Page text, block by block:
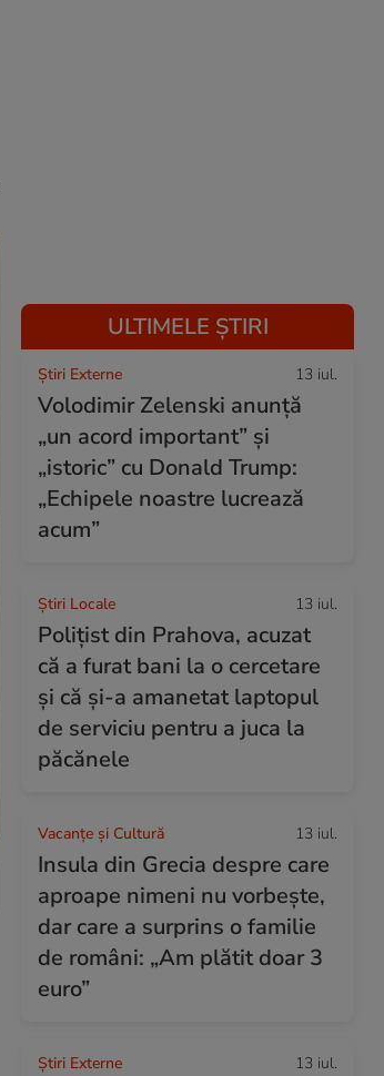
ULTIMELE ȘTIRI
Știri Externe 13 iul.
Volodimir Zelenski anunță
„un acord important” și
„istoric” cu Donald Trump:
„Echipele noastre lucrează
acum”
Știri Locale 13 iul.
Polițist din Prahova, acuzat
că a furat bani la o cercetare
și că și-a amanetat laptopul
de serviciu pentru a juca la
păcănele
Vacanțe și Cultură 13 iul.
Insula din Grecia despre care
aproape nimeni nu vorbește,
dar care a surprins o familie
de români: „Am plătit doar 3
euro”
Știri Externe 13 iul.